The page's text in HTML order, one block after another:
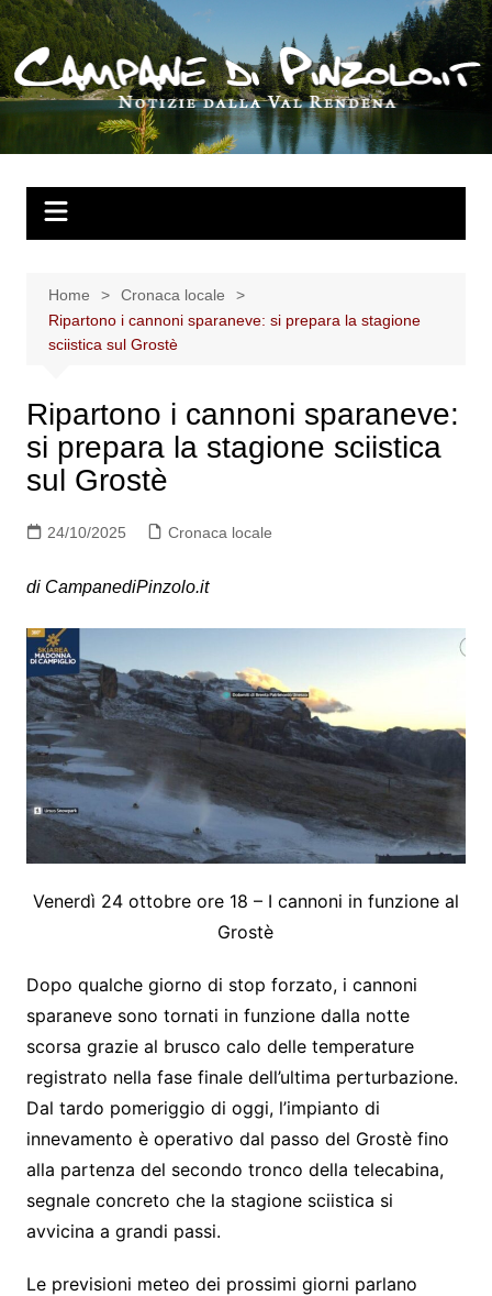
Salta
al
contenuto
Home
Cronaca locale
Ripartono i cannoni sparaneve: si prepara la stagione
sciistica sul Grostè
Ripartono i cannoni sparaneve:
si prepara la stagione sciistica
sul Grostè
24/10/2025 Cronaca locale
di CampanediPinzolo.it
Venerdì 24 ottobre ore 18 – I cannoni in funzione al
Grostè
Dopo qualche giorno di stop forzato, i cannoni
sparaneve sono tornati in funzione dalla notte
scorsa grazie al brusco calo delle temperature
registrato nella fase finale dell’ultima perturbazione.
Dal tardo pomeriggio di oggi, l’impianto di
innevamento è operativo dal passo del Grostè fino
alla partenza del secondo tronco della telecabina,
segnale concreto che la stagione sciistica si
avvicina a grandi passi.
Le previsioni meteo dei prossimi giorni parlano